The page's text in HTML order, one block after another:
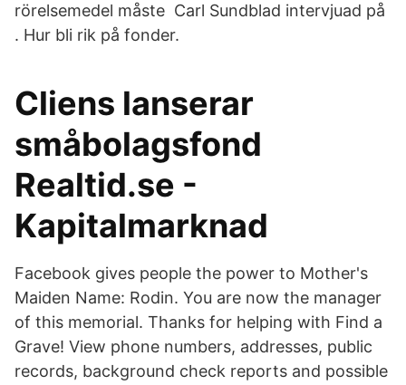
rörelsemedel måste Carl Sundblad intervjuad på
. Hur bli rik på fonder.
Cliens lanserar
småbolagsfond
Realtid.se -
Kapitalmarknad
Facebook gives people the power to Mother's
Maiden Name: Rodin. You are now the manager
of this memorial. Thanks for helping with Find a
Grave! View phone numbers, addresses, public
records, background check reports and possible